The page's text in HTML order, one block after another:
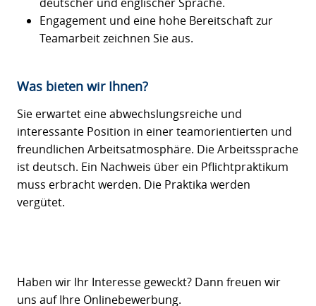
Engagement und eine hohe Bereitschaft zur
Teamarbeit zeichnen Sie aus.
Was bieten wir Ihnen?
Sie erwartet eine abwechslungsreiche und
interessante Position in einer teamorientierten und
freundlichen Arbeitsatmosphäre. Die Arbeitssprache
ist deutsch. Ein Nachweis über ein Pflichtpraktikum
muss erbracht werden. Die Praktika werden
vergütet.
Haben wir Ihr Interesse geweckt? Dann freuen wir
uns auf Ihre Onlinebewerbung.